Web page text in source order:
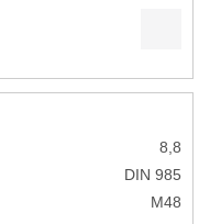
8,8
DIN 985
М48